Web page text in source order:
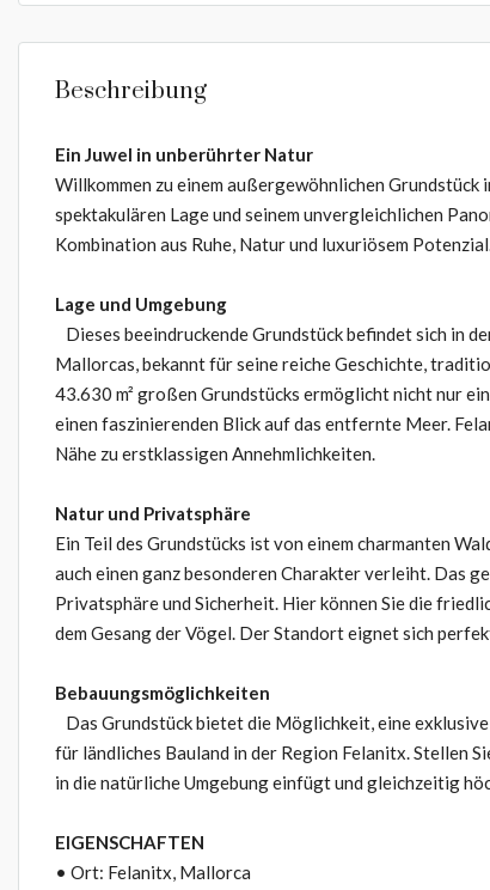
Beschreibung
Ein Juwel in unberührter Natur
Willkommen zu einem außergewöhnlichen
spektakulären Lage und seinem unvergleichlichen
Kombination aus Ruhe, Natur und luxuriösem
Lage und Umgebung
Dieses beeindruckende Grundstück befindet sich in
Mallorcas, bekannt für seine reiche Geschichte,
43.630 m² großen Grundstücks ermöglicht nicht nur
einen faszinierenden Blick auf das entfernte Meer.
Nähe zu erstklassigen Annehmlichkeiten.
Natur und Privatsphäre
Ein Teil des Grundstücks ist von einem charmanten
auch einen ganz besonderen Charakter verleiht. Das
Privatsphäre und Sicherheit. Hier können Sie die
dem Gesang der Vögel. Der Standort eignet sich
Bebauungsmöglichkeiten
Das Grundstück bietet die Möglichkeit, eine
für ländliches Bauland in der Region Felanitx. Stellen
in die natürliche Umgebung einfügt und gleichzeitig
EIGENSCHAFTEN
• Ort: Felanitx, Mallorca